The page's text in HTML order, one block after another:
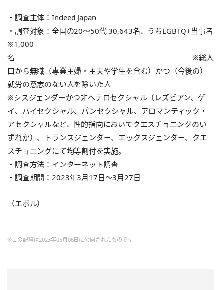
・調査主体：Indeed Japan
・調査対象：全国の20～50代 30,643名、うちLGBTQ+当事者
※1,000
名 ※総人
口から無職（専業主婦・主夫や学生を含む）かつ（今後の）
就労の意志のない人を除いた人
※シスジェンダーかつ非ヘテロセクシャル（レズビアン、ゲ
イ、バイセクシャル、パンセクシャル、アロマンティック・
アセクシャルなど、性的指向においてクエスチョニングのい
ずれか）、トランスジェンダー、エックスジェンダー、クエ
スチョニングにて均等割付を実施。
・調査方法：インターネット調査
・調査期間：2023年3月17日～3月27日
（エボル）
※この記事は2023年05月06日に公開されたものです